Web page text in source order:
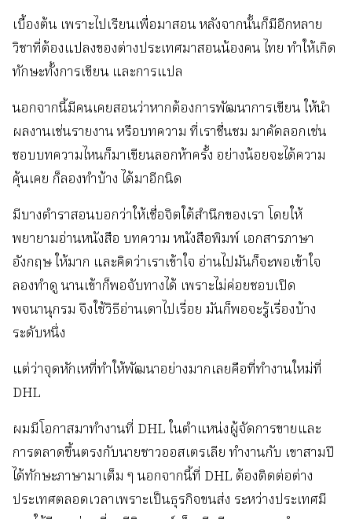
เบื้องต้น เพราะไปเรียนเพื่อมาสอน หลังจากนั้นก็มีอีกหลาย
วิชาที่ต้องแปลงของต่างประเทศมาสอนน้องคน ไทย ทำให้เกิด
ทักษะทั้งการเขียน และการแปล
นอกจากนี้มีคนเคยสอนว่าหากต้องการพัฒนาการเขียน ให้นำ
ผลงานเช่นรายงาน หรือบทความ ที่เราชื่นชม มาคัดลอกเช่น
ชอบบทความไหนก็มาเขียนลอกห้าครั้ง อย่างน้อยจะได้ความ
คุ้นเคย ก็ลองทำบ้าง ได้มาอีกนิด
มีบางตำราสอนบอกว่าให้เชื่อจิตใต้สำนึกของเรา โดยให้
พยายามอ่านหนังสือ บทความ หนังสือพิมพ์ เอกสารภาษา
อังกฤษ ให้มาก และคิดว่าเราเข้าใจ อ่านไปมันก็จะพอเข้าใจ
ลองทำดู นานเข้าก็พอจับทางได้ เพราะไม่ค่อยชอบเปิด
พจนานุกรม จึงใช้วิธีอ่านเดาไปเรื่อย มันก็พอจะรู้เรื่องบ้าง
ระดับหนึ่ง
แต่ว่าจุดหักเหที่ทำให้พัฒนาอย่างมากเลยคือที่ทำงานใหม่ที่
DHL
ผมมีโอกาสมาทำงานที่ DHL ในตำแหน่งผู้จัดการขายและ
การตลาดขึ้นตรงกับนายชาวออสเตรเลีย ทำงานกับ เขาสามปี
ได้ทักษะภาษามาเต็ม ๆ นอกจากนี้ที่ DHL ต้องติดต่อต่าง
ประเทศตลอดเวลาเพราะเป็นธุรกิจขนส่ง ระหว่างประเทศมี